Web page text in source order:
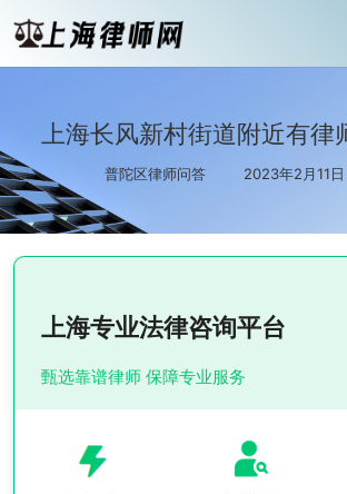
上海长风新村街道附近有律
普陀区律师问答 2023年2月11
上海专业法律咨询平台
甄选靠谱律师 保障专业服务